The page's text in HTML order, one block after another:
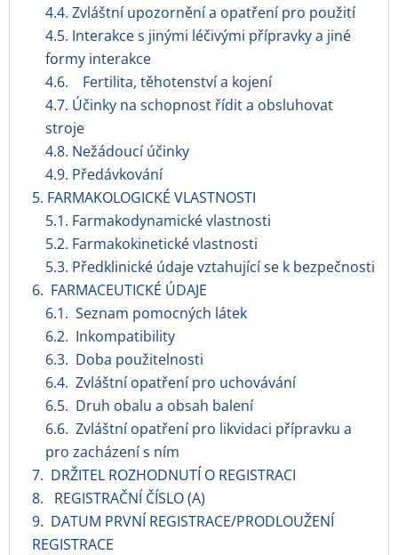
4.4. Zvláštní upozornění a opatření pro použití
4.5. Interakce s jinými léčivými přípravky a jiné
formy interakce
4.6. Fertilita, těhotenství a kojení
4.7. Účinky na schopnost řídit a obsluhovat
stroje
4.8. Nežádoucí účinky
4.9. Předávkování
5. FARMAKOLOGICKÉ VLASTNOSTI
5.1. Farmakodynamické vlastnosti
5.2. Farmakokinetické vlastnosti
5.3. Předklinické údaje vztahující se k bezpečnosti
6. FARMACEUTICKÉ ÚDAJE
6.1. Seznam pomocných látek
6.2. Inkompatibility
6.3. Doba použitelnosti
6.4. Zvláštní opatření pro uchovávání
6.5. Druh obalu a obsah balení
6.6. Zvláštní opatření pro likvidaci přípravku a
pro zacházení s ním
7. DRŽITEL ROZHODNUTÍ O REGISTRACI
8. REGISTRAČNÍ ČÍSLO (A)
9. DATUM PRVNÍ REGISTRACE/PRODLOUŽENÍ
REGISTRACE